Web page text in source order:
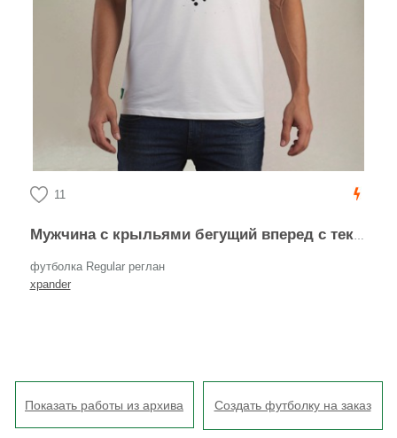
11
Мужчина с крыльями бегущий вперед с текстом heaven can wait®
футболка Regular реглан
xpander
Показать работы из архива Создать футболку на заказ